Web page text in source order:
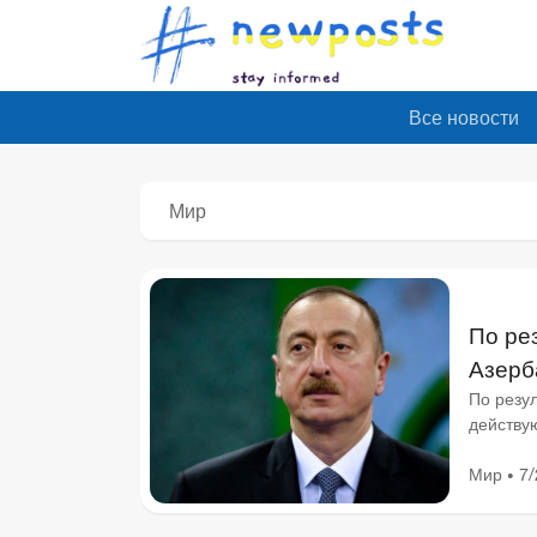
Все новости
Мир
По
По
Мир • 7/